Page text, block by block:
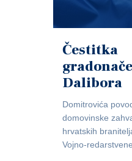
Čestitka
Dalibora
Domitrovića
domovinske
hrvatskih
Vojno-